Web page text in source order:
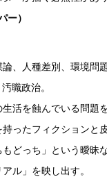
ー）
、人種差別、環境問
職政治。
生活を蝕んでいる問題
ったフィクションと
どっち」という曖昧
アル」を映し出す。